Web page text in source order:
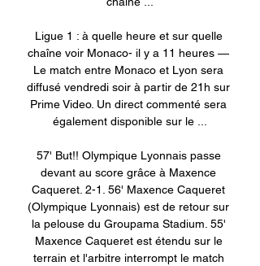
Ligue 1 : à quelle heure et sur quelle
chaîne voir Monaco- il y a 11 heures —
Le match entre Monaco et Lyon sera
diffusé vendredi soir à partir de 21h sur
Prime Video. Un direct commenté sera
également disponible sur le ...
57' But!! Olympique Lyonnais passe
devant au score grâce à Maxence
Caqueret. 2-1. 56' Maxence Caqueret
(Olympique Lyonnais) est de retour sur
la pelouse du Groupama Stadium. 55'
Maxence Caqueret est étendu sur le
terrain et l'arbitre interrompt le match